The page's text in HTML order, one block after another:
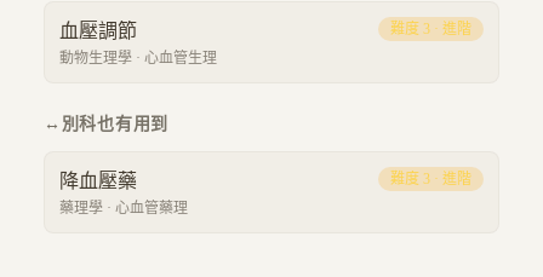
血壓調節
動物生理學 · 心血管生理
難度 3 · 進階
↔ 別科也有用到
降血壓藥
藥理學 · 心血管藥理
難度 3 · 進階